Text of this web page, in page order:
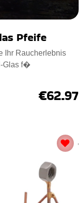
Pfeife
Ihr Raucherlebnis
Glas f�
€62.97